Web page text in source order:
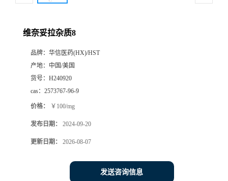
誉
维奈妥拉杂质8
品牌： 华信医药(HX)/HST
产地： 中国/美国
货号： H240920
cas： 2573767-96-9
价格： ￥100/mg
发布日期： 2024-09-20
更新日期： 2026-08-07
发送咨询信息